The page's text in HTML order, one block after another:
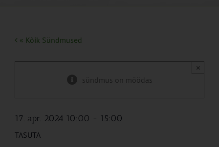
« Kõik Sündmused
sündmus on möödas
×
17. apr. 2024 10:00 - 15:00
TASUTA